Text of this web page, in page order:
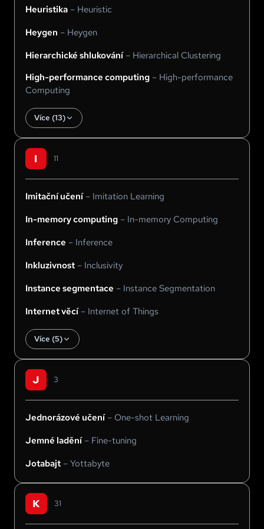
Heuristika – Heuristic
Heygen – Heygen
Hierarchické shlukování– Hierarchical Clustering
High-performance computing – High-performance
Computing
Více (13)
I 11
Imitační učení– Imitation Learning
In-memory computing – In-memory Computing
Inference – Inference
Inkluzivnost – Inclusivity
Instance segmentace – Instance Segmentation
Internet věcí– Internet of Things
Více (5)
J 3
Jednorázové učení– One-shot Learning
Jemné ladění– Fine-tuning
Jotabajt – Yottabyte
K 31